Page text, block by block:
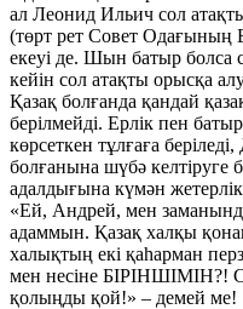
ал Леонид Ильич сол
(төрт рет Совет Одағының
екеуі де. Шын батыр болса
кейін сол атақты орысқа
Қазақ болғанда қандай
берілмейді. Ерлік пен
көрсеткен тұлғаға
болғанына шүбә келтіруге
адалдығына күмән
«Ей, Андрей, мен
адаммын. Қазақ халқы
халықтың екі қаһарман
мен несіне БІРІНШІМІН?!
қолыңды қой!» – демей ме!